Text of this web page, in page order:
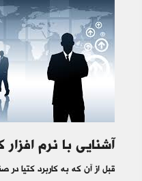
آشنایی با نرم افزار
قبل از آن که به کاربرد کتیا در